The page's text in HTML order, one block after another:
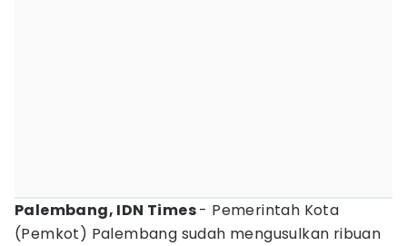
Palembang, IDN Times- Pemerintah Kota
(Pemkot) Palembang sudah mengusulkan ribuan